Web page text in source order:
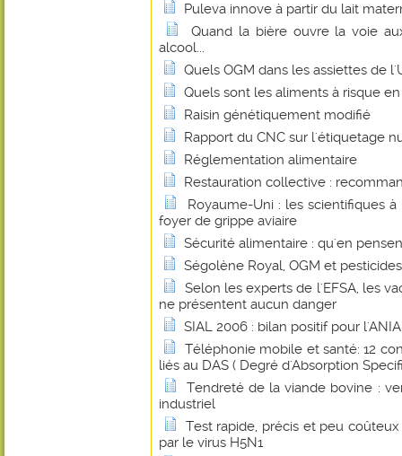
Puleva innove à partir du lait
Quand la bière ouvre la voie
alcool...
Quels OGM dans les assiettes de
Quels sont les aliments à risque
Raisin génétiquement modifié
Rapport du CNC sur l'étiquetage
Réglementation alimentaire
Restauration collective :
Royaume-Uni : les scientifiques
foyer de grippe aviaire
Sécurité alimentaire : qu'en
Ségolène Royal, OGM et
Selon les experts de l'EFSA, les
ne présentent aucun danger
SIAL 2006 : bilan positif pour l'ANIA
Téléphonie mobile et santé: 12
liés au DAS ( Degré d'Absorption
Tendreté de la viande bovine :
industriel
Test rapide, précis et peu
par le virus H5N1